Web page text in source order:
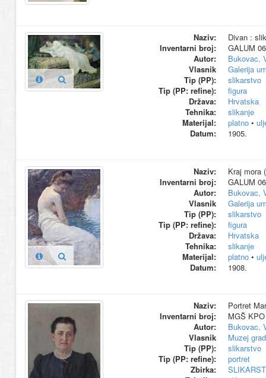
Naziv:
Divan :
Inventarni broj:
GALUM
Autor:
Bukovac,
Vlasnik
Galerija
Tip (PP):
slikarstvo
Tip (PP: refine):
figura
Država:
Hrvatska
Tehnika:
slikanje
Materijal:
platno•
Datum:
1905.
Naziv:
Kraj mora
Inventarni broj:
GALUM
Autor:
Bukovac,
Vlasnik
Galerija
Tip (PP):
slikarstvo
Tip (PP: refine):
figura
Država:
Hrvatska
Tehnika:
slikanje
Materijal:
platno•
Datum:
1908.
Naziv:
Portret
Inventarni broj:
MGŠ
Autor:
Bukovac,
Vlasnik
Muzej
Tip (PP):
slikarstvo
Tip (PP: refine):
portret
Zbirka: